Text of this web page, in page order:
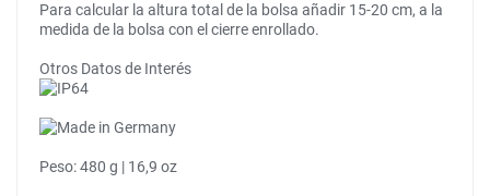
Para calcular la altura total de la bolsa añadir 15-20 cm, a la
medida de la bolsa con el cierre enrollado.
Otros Datos de Interés
Peso: 480 g | 16,9 oz